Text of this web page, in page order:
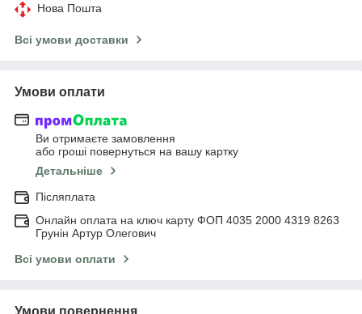
Нова Пошта
Всі умови доставки
Умови оплати
Ви отримаєте замовлення
або гроші повернуться на вашу картку
Детальніше
Післяплата
Онлайн оплата на ключ карту ФОП 4035 2000 4319 8263
Грунін Артур Олегович
Всі умови оплати